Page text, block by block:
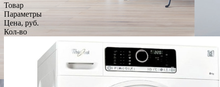
Товар
Параметры
Цена, руб.
Кол-во